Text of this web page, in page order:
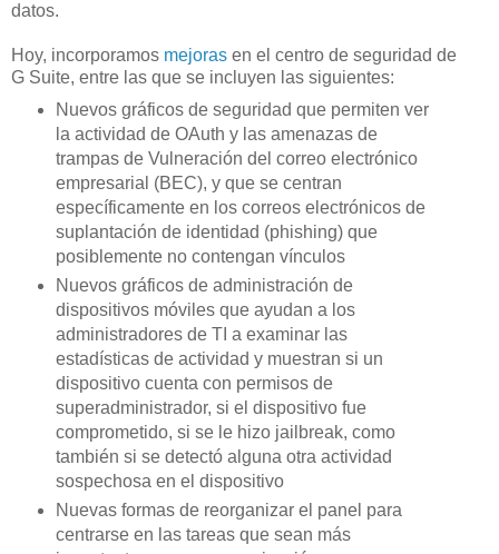
datos.
Hoy, incorporamos mejoras en el centro de seguridad de
G Suite, entre las que se incluyen las siguientes:
Nuevos gráficos de seguridad que permiten ver
la actividad de OAuth y las amenazas de
trampas de Vulneración del correo electrónico
empresarial (BEC), y que se centran
específicamente en los correos electrónicos de
suplantación de identidad (phishing) que
posiblemente no contengan vínculos
Nuevos gráficos de administración de
dispositivos móviles que ayudan a los
administradores de TI a examinar las
estadísticas de actividad y muestran si un
dispositivo cuenta con permisos de
superadministrador, si el dispositivo fue
comprometido, si se le hizo jailbreak, como
también si se detectó alguna otra actividad
sospechosa en el dispositivo
Nuevas formas de reorganizar el panel para
centrarse en las tareas que sean más